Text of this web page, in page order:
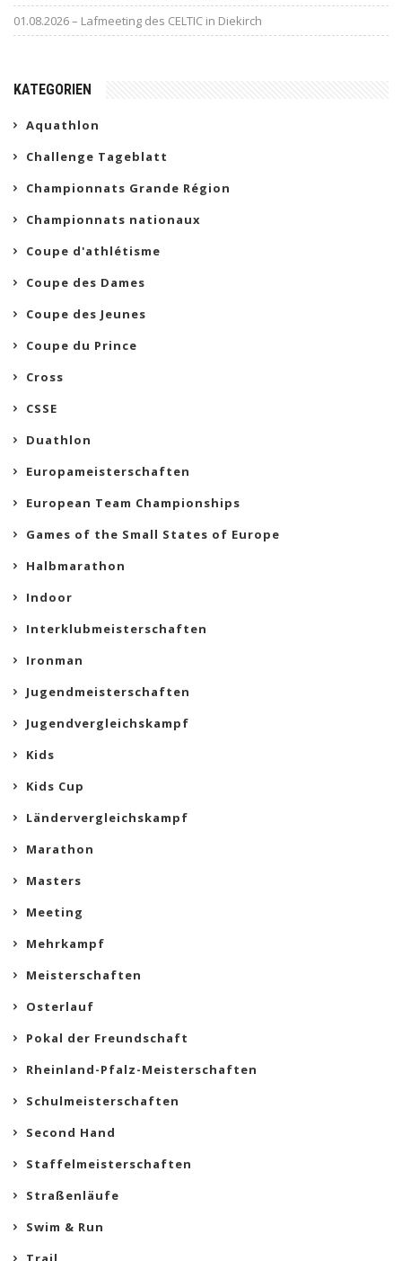
01.08.2026 – Lafmeeting des CELTIC in Diekirch
KATEGORIEN
Aquathlon
Challenge Tageblatt
Championnats Grande Région
Championnats nationaux
Coupe d'athlétisme
Coupe des Dames
Coupe des Jeunes
Coupe du Prince
Cross
CSSE
Duathlon
Europameisterschaften
European Team Championships
Games of the Small States of Europe
Halbmarathon
Indoor
Interklubmeisterschaften
Ironman
Jugendmeisterschaften
Jugendvergleichskampf
Kids
Kids Cup
Ländervergleichskampf
Marathon
Masters
Meeting
Mehrkampf
Meisterschaften
Osterlauf
Pokal der Freundschaft
Rheinland-Pfalz-Meisterschaften
Schulmeisterschaften
Second Hand
Staffelmeisterschaften
Straßenläufe
Swim & Run